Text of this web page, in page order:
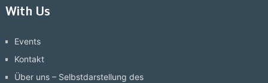
With Us
Events
Kontakt
Über uns – Selbstdarstellung des